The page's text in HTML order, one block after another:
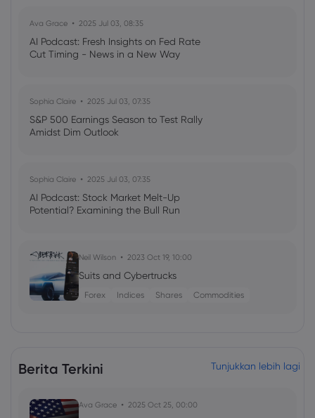
Ava Grace 2025 Jul 03, 08:35
AI Podcast: Fresh Insights on Fed Rate
Cut Timing - News in a New Way
Sophia Claire 2025 Jul 03, 07:35
S&P 500 Earnings Season to Test Rally
Amidst Dim Outlook
Sophia Claire 2025 Jul 03, 07:35
AI Podcast: Stock Market Melt-Up
Potential? Examining the Bull Run
Neil Wilson 2023 Oct 19, 10:00
Suits and Cybertrucks
Forex Indices Shares Commodities
Berita Terkini Tunjukkan lebih lagi
Ava Grace 2025 Oct 25, 00:00